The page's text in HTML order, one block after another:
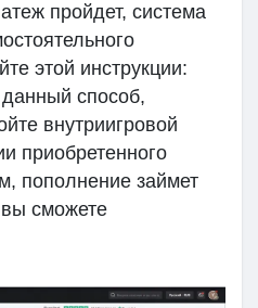
пройдет, система
этой инструкции:
данный способ,
внутриигровой
приобретенного
пополнение займет
сможете